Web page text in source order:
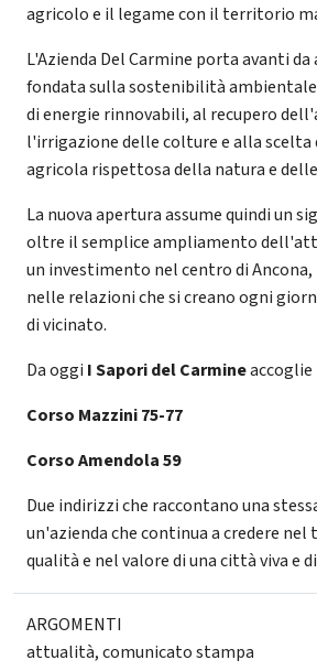
agricolo e il legame con il territorio
L'Azienda Del Carmine porta avanti
fondata sulla sostenibilità
di energie rinnovabili, al recupero
l'irrigazione delle colture e alla scelta
agricola rispettosa della natura e
La nuova apertura assume quindi un
oltre il semplice ampliamento
un investimento nel centro di Ancona,
nelle relazioni che si creano ogni
di vicinato.
Da oggi I Sapori del Carmineaccoglie
Corso Mazzini 75-77
Corso Amendola 59
Due indirizzi che raccontano una
un'azienda che continua a credere
qualità e nel valore di una città viva e
ARGOMENTI
attualità,comunicato stampa